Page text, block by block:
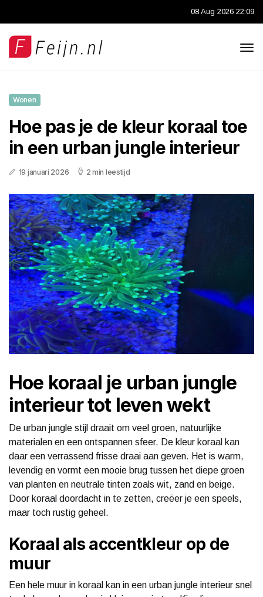
08 Aug 2026 22:09
Wonen
Hoe pas je de kleur koraal toe
in een urban jungle interieur
19 januari 2026 2 min leestijd
Hoe koraal je urban jungle
interieur tot leven wekt
De urban jungle stijl draait om veel groen, natuurlijke
materialen en een ontspannen sfeer. De kleur koraal kan
daar een verrassend frisse draai aan geven. Het is warm,
levendig en vormt een mooie brug tussen het diepe groen
van planten en neutrale tinten zoals wit, zand en beige.
Door koraal doordacht in te zetten, creëer je een speels,
maar toch rustig geheel.
Koraal als accentkleur op de
muur
Een hele muur in koraal kan in een urban jungle interieur snel